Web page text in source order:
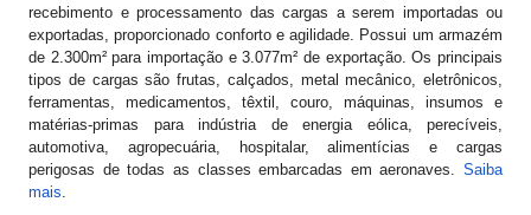
recebimento e processamento das cargas a serem importadas ou
exportadas, proporcionado conforto e agilidade. Possui um armazém
de 2.300m² para importação e 3.077m² de exportação. Os principais
tipos de cargas são frutas, calçados, metal mecânico, eletrônicos,
ferramentas, medicamentos, têxtil, couro, máquinas, insumos e
matérias-primas para indústria de energia eólica, perecíveis,
automotiva, agropecuária, hospitalar, alimentícias e cargas
perigosas de todas as classes embarcadas em aeronaves. Saiba
mais